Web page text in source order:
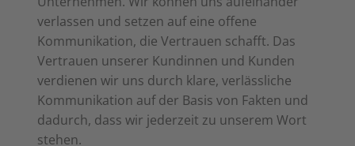
verlassen und setzen auf eine offene
Kommunikation, die Vertrauen schafft. Das
Vertrauen unserer Kundinnen und Kunden
verdienen wir uns durch klare, verlässliche
Kommunikation auf der Basis von Fakten und
dadurch, dass wir jederzeit zu unserem Wort
stehen.